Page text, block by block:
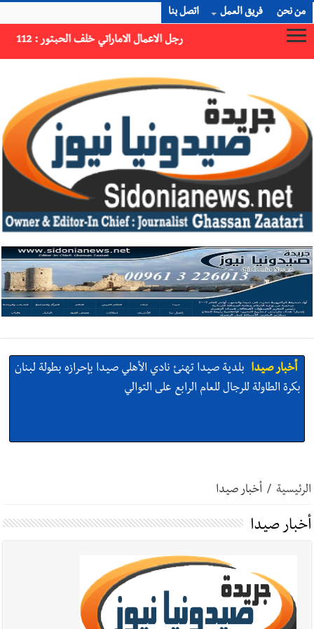
من نحن فريق العمل اتصل بنا
منذ عام 2023: أيُعقل أن يبقى الشعب الفلسطيني يعيش كل هذا الألم؟ وإلى متى تستمر هذه المعاناة التي تمزق القلوب والضمائر؟
أخبار صيدا بلدية صيدا تهنئ نادي الأهلي صيدا بإحرازه بطولة لبنان
بكرة الطاولة للرجال للعام الرابع على التوالي
أخبار صيدا مؤسسة مياه لبنان الجنوبي : انخفاض التغذية بالمياه
الرئيسية / أخبار صيدا
أخبار صيدا